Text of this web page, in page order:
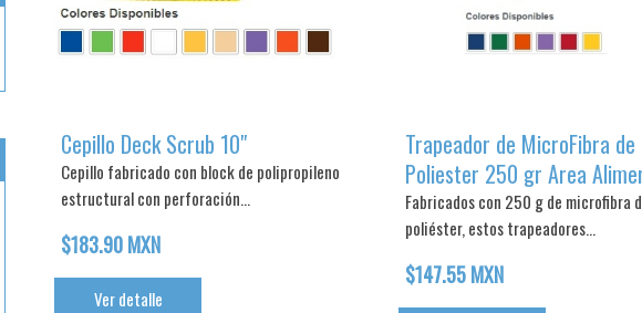
Cepillo Deck Scrub 10"
Cepillo fabricado con block de polipropileno
estructural con perforación...
$183.90 MXN
Ver detalle
Trapeador de MicroFibra de
Poliester 250 gr Area
Fabricados con 250 g de microfibra
poliéster, estos trapeadores...
$147.55 MXN